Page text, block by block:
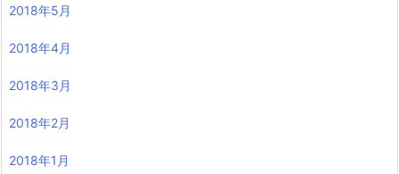
2018年5月
2018年4月
2018年3月
2018年2月
2018年1月